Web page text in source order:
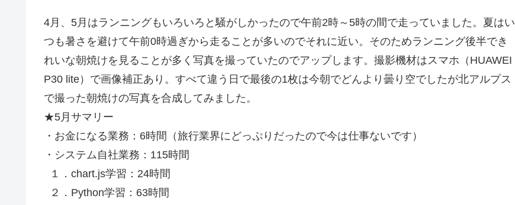
4月、5月はランニングもいろいろと騒がしかったので午前2時～5時の間で走っていました。夏はい
つも暑さを避けて午前0時過ぎから走ることが多いのでそれに近い。そのためランニング後半でき
れいな朝焼けを見ることが多く写真を撮っていたのでアップします。撮影機材はスマホ（HUAWEI
P30 lite）で画像補正あり。すべて違う日で最後の1枚は今朝でどんより曇り空でしたが北アルプス
で撮った朝焼けの写真を合成してみました。
★5月サマリー
・お金になる業務：6時間（旅行業界にどっぷりだったので今は仕事ないです）
・システム自社業務：115時間
１．chart.js学習：24時間
２．Python学習：63時間